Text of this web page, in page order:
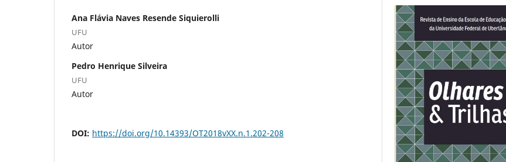
Ana Flávia Naves Resende Siquierolli
UFU
Autor
Pedro Henrique Silveira
UFU
Autor
DOI: https://doi.org/10.14393/OT2018vXX.n.1.202-208